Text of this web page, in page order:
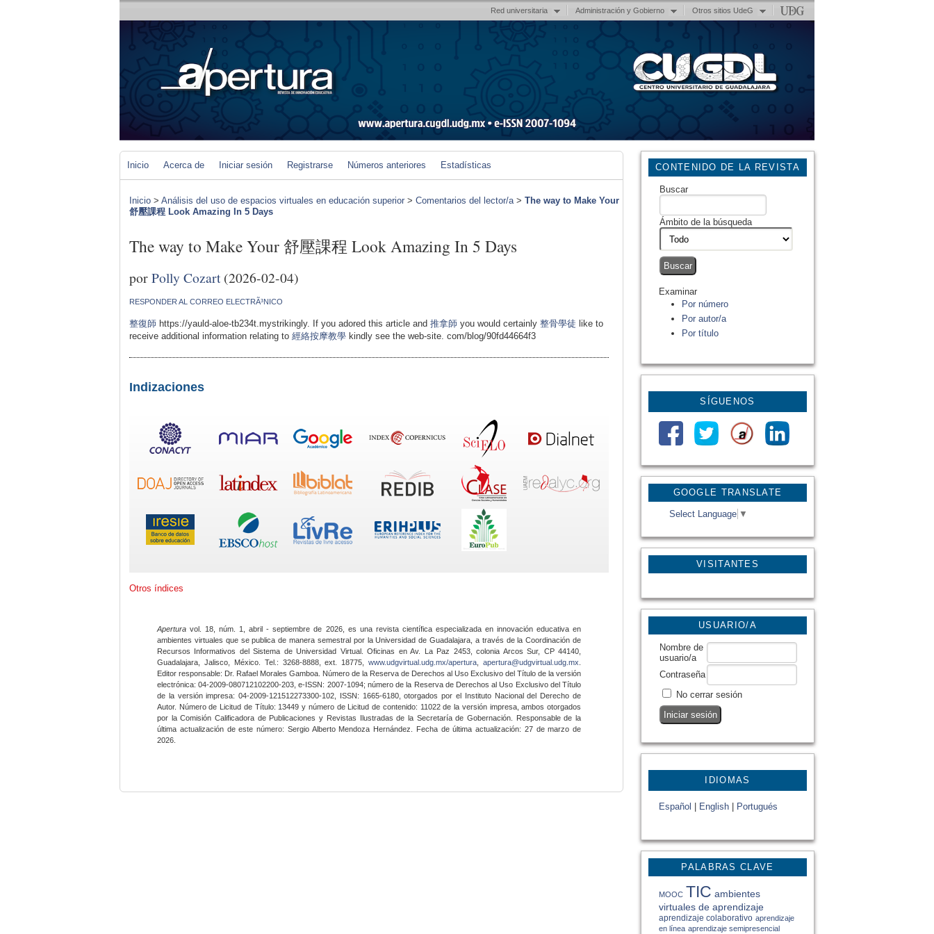
Red universitaria Administración y Gobierno Otros sitios UdeG
GOOGLE TRANSLATE
Select Language ▼
VISITANTES
CONTENIDO DE LA REVISTA
Buscar
Ámbito de la búsqueda
Examinar
Por número
Por autor/a
Por título
SÍGUENOS
USUARIO/A
Nombre de
usuario/a
Contraseña
No cerrar sesión
IDIOMAS
Español English Portugués
PALABRAS CLAVE
MOOC TIC ambientes
virtuales de aprendizaje
aprendizaje colaborativo aprendizaje
en línea aprendizaje semipresencial
Inicio Acerca de Iniciar sesión Registrarse Números anteriores Estadísticas
Inicio > Análisis del uso de espacios virtuales en educación superior > Comentarios del lector/a> The way to Make Your
舒壓課程 Look Amazing In 5 Days
The way to Make Your 舒壓課程 Look Amazing In 5 Days
porPolly Cozart(2026-02-04)
RESPONDER AL CORREO ELECTRÃ³NICO
整復師 https://yauld-aloe-tb234t.mystrikingly. If you adored this article and 推拿師 you would certainly 整骨學徒 like to
receive additional information relating to 經絡按摩教學 kindly see the web-site. com/blog/90fd44664f3
Indizaciones
Otros índices
Apertura vol. 18, núm. 1, abril - septiembre de 2026, es una revista científica especializada en innovación educativa en
ambientes virtuales que se publica de manera semestral por la Universidad de Guadalajara, a través de la Coordinación de
Recursos Informativos del Sistema de Universidad Virtual. Oficinas en Av. La Paz 2453, colonia Arcos Sur, CP 44140,
Guadalajara, Jalisco, México. Tel.: 3268-8888, ext. 18775,www.udgvirtual.udg.mx/apertura apertura@udgvirtual.udg.mx
Editor responsable: Dr. Rafael Morales Gamboa. Número de la Reserva de Derechos al Uso Exclusivo del Título de la versión
electrónica: 04-2009-080712102200-203, e-ISSN: 2007-1094; número de la Reserva de Derechos al Uso Exclusivo del Título
de la versión impresa: 04-2009-121512273300-102, ISSN: 1665-6180, otorgados por el Instituto Nacional del Derecho de
Autor. Número de Licitud de Título: 13449 y número de Licitud de contenido: 11022 de la versión impresa, ambos otorgados
por la Comisión Calificadora de Publicaciones y Revistas Ilustradas de la Secretaría de Gobernación. Responsable de la
última actualización de este número: Sergio Alberto Mendoza Hernández. Fecha de última actualización: 27 de marzo de
2026.